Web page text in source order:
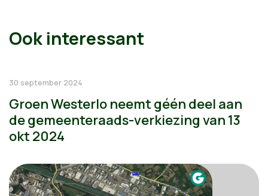
Ook interessant
30 september 2024
Groen Westerlo neemt géén deel aan
de gemeenteraads-verkiezing van 13
okt 2024